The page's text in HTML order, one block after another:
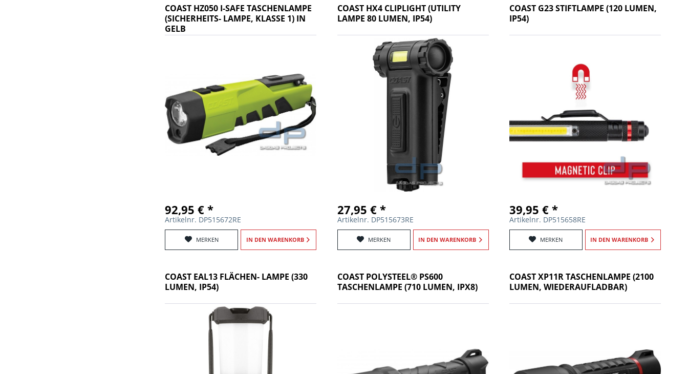
COAST HZ050 I-SAFE TASCHENLAMPE
(SICHERHEITS- LAMPE, KLASSE 1) IN
GELB
92,95 € *
Artikelnr. DP515672RE
MERKEN IN DEN WARENKORB
COAST HX4 CLIPLIGHT (UTILITY
LAMPE 80 LUMEN, IP54)
27,95 € *
Artikelnr. DP515673RE
MERKEN IN DEN WARENKORB
COAST G23 STIFTLAMPE (120 LUMEN,
IP54)
39,95 € *
Artikelnr. DP515658RE
MERKEN IN DEN WARENKORB
COAST EAL13 FLÄCHEN- LAMPE (330
LUMEN, IP54)
COAST POLYSTEEL® PS600
TASCHENLAMPE (710 LUMEN, IPX8)
COAST XP11R TASCHENLAMPE (2100
LUMEN, WIEDERAUFLADBAR)